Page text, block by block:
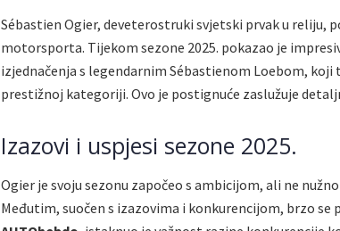
Sébastien Ogier, deveterostruki svjetski prvak u reliju,
motorsporta. Tijekom sezone 2025. pokazao je
izjednačenja s legendarnim Sébastienom Loebom, koji
prestižnoj kategoriji. Ovo je postignuće zaslužuje
Izazovi i uspjesi sezone 2025.
Ogier je svoju sezonu započeo s ambicijom, ali ne
Međutim, suočen s izazovima i konkurencijom, brzo se